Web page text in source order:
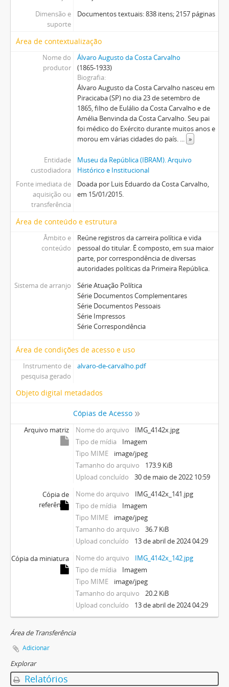
Dimensão e
suporte
Documentos textuais: 838 itens; 2157 páginas
Área de contextualização
Nome do
produtor
Álvaro Augusto da Costa Carvalho
(1865-1933)
Biografia
Álvaro Augusto da Costa Carvalho nasceu em
Piracicaba (SP) no dia 23 de setembro de
1865, filho de Eulálio da Costa Carvalho e de
Amélia Benvinda da Costa Carvalho. Seu pai
foi médico do Exército durante muitos anos e
morou em várias cidades do país.
»
Entidade
custodiadora
Museu da República (IBRAM). Arquivo
Histórico e Institucional
Fonte imediata de
aquisição ou
transferência
Doada por Luis Eduardo da Costa Carvalho,
em 15/01/2015.
Área de conteúdo e estrutura
Âmbito e
conteúdo
Reúne registros da carreira política e vida
pessoal do titular. É composto, em sua maior
parte, por correspondência de diversas
autoridades políticas da Primeira República.
Sistema de arranjo
Série Atuação Política
Série Documentos Complementares
Série Documentos Pessoais
Série Impressos
Série Correspondência
Área de condições de acesso e uso
Instrumento de
pesquisa gerado
alvaro-de-carvalho.pdf
Objeto digital metadados
Cópias de Acesso
Arquivo matriz Nome do arquivo
IMG_4142x.jpg
Tipo de mídia
Imagem
Tipo MIME
image/jpeg
Tamanho do arquivo
173.9 KiB
Upload concluído
30 de maio de 2022 10:59
Cópia de
referência
Nome do arquivo
IMG_4142x_141.jpg
Tipo de mídia
Imagem
Tipo MIME
image/jpeg
Tamanho do arquivo
36.7 KiB
Upload concluído
13 de abril de 2024 04:29
Cópia da miniatura
Nome do arquivo
IMG_4142x_142.jpg
Tipo de mídia
Imagem
Tipo MIME
image/jpeg
Tamanho do arquivo
20.2 KiB
Upload concluído
13 de abril de 2024 04:29
Área de Transferência
Adicionar
Explorar
Relatórios